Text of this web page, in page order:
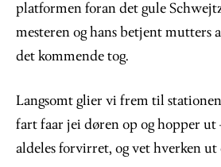
platformen foran det gule
mesteren og hans betjent mutters
det kommende tog.
Langsomt glier vi frem til
fart faar jei døren op og hopper ut
aldeles forvirret, og vet hverken ut